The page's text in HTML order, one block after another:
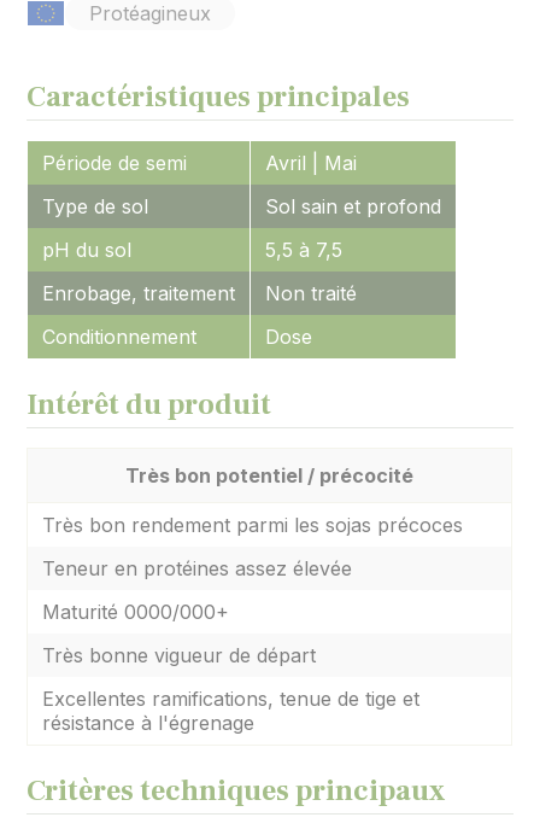
Protéagineux
Caractéristiques principales
Période de semi
Avril | Mai
Type de sol
Sol sain et profond
pH du sol
5,5 à 7,5
Enrobage, traitement
Non traité
Conditionnement
Dose
Intérêt du produit
Très bon potentiel / précocité
Très bon rendement parmi les sojas précoces
Teneur en protéines assez élevée
Maturité 0000/000+
Très bonne vigueur de départ
Excellentes ramifications, tenue de tige et
résistance à l'égrenage
Critères techniques principaux